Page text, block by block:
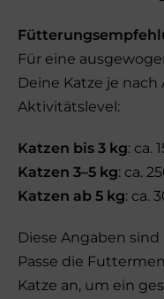
Für eine
Deine Katze je
Aktivitätslevel:
Katzen bis 3 kg: ca.
Katzen 3–5 kg: ca.
Katzen ab 5 kg: ca.
Diese Angaben
Passe die
Katze an, um ein